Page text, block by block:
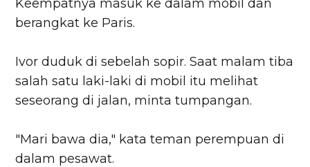
Keempatnya masuk ke dalam mobil dan
berangkat ke Paris.
Ivor duduk di sebelah sopir. Saat malam tiba
salah satu laki-laki di mobil itu melihat
seseorang di jalan, minta tumpangan.
"Mari bawa dia," kata teman perempuan di
dalam pesawat.